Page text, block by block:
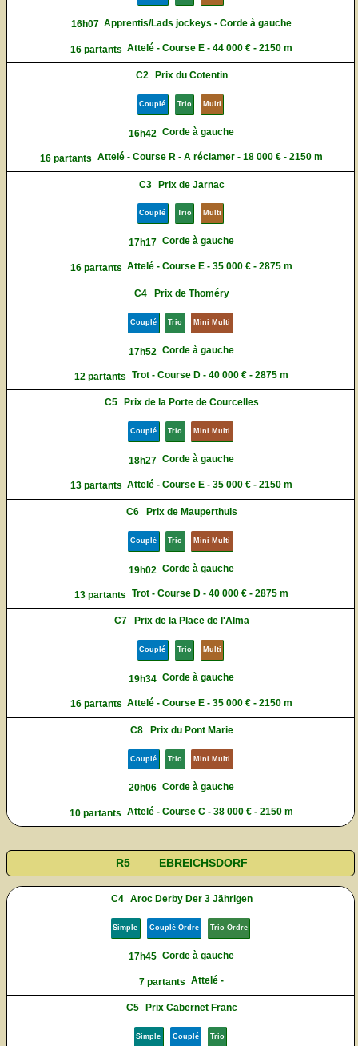
16h07 Apprentis/Lads jockeys - Corde à gauche
16 partants Attelé - Course E - 44 000 € - 2150 m
C2 Prix du Cotentin
Couplé Trio Multi
16h42 Corde à gauche
16 partants Attelé - Course R - A réclamer - 18 000 € - 2150 m
C3 Prix de Jarnac
Couplé Trio Multi
17h17 Corde à gauche
16 partants Attelé - Course E - 35 000 € - 2875 m
C4 Prix de Thoméry
Couplé Trio Mini Multi
17h52 Corde à gauche
12 partants Trot - Course D - 40 000 € - 2875 m
C5 Prix de la Porte de Courcelles
Couplé Trio Mini Multi
18h27 Corde à gauche
13 partants Attelé - Course E - 35 000 € - 2150 m
C6 Prix de Mauperthuis
Couplé Trio Mini Multi
19h02 Corde à gauche
13 partants Trot - Course D - 40 000 € - 2875 m
C7 Prix de la Place de l'Alma
Couplé Trio Multi
19h34 Corde à gauche
16 partants Attelé - Course E - 35 000 € - 2150 m
C8 Prix du Pont Marie
Couplé Trio Mini Multi
20h06 Corde à gauche
10 partants Attelé - Course C - 38 000 € - 2150 m
R5 EBREICHSDORF
C4 Aroc Derby Der 3 Jährigen
Simple Couplé Ordre Trio Ordre
17h45 Corde à gauche
7 partants Attelé -
C5 Prix Cabernet Franc
Simple Couplé Trio